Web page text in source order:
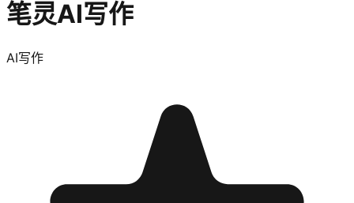
笔灵AI写作
AI写作